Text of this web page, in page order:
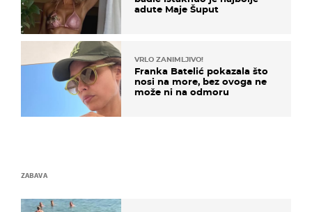
adute Maje Šuput
VRLO ZANIMLJIVO!
Franka Batelić pokazala što
nosi na more, bez ovoga ne
može ni na odmoru
ZABAVA